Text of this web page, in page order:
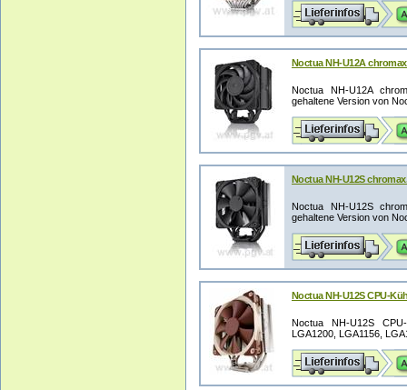
Noctua NH-U12A
Noctua NH-U12A
gehaltene Version von
Noctua NH-U12S
Noctua NH-U12S
gehaltene Version von
Noctua NH-U12S CPU-
Noctua NH-U12S
LGA1200, LGA1156,